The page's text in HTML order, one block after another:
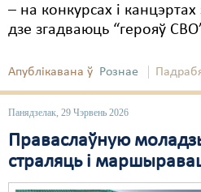
– на конкурсах і
дзе згадваюць “герояў
Апублікавана ў Рознае
Панядзелак, 29 Чэрвень 2026
Праваслаўную
страляць і